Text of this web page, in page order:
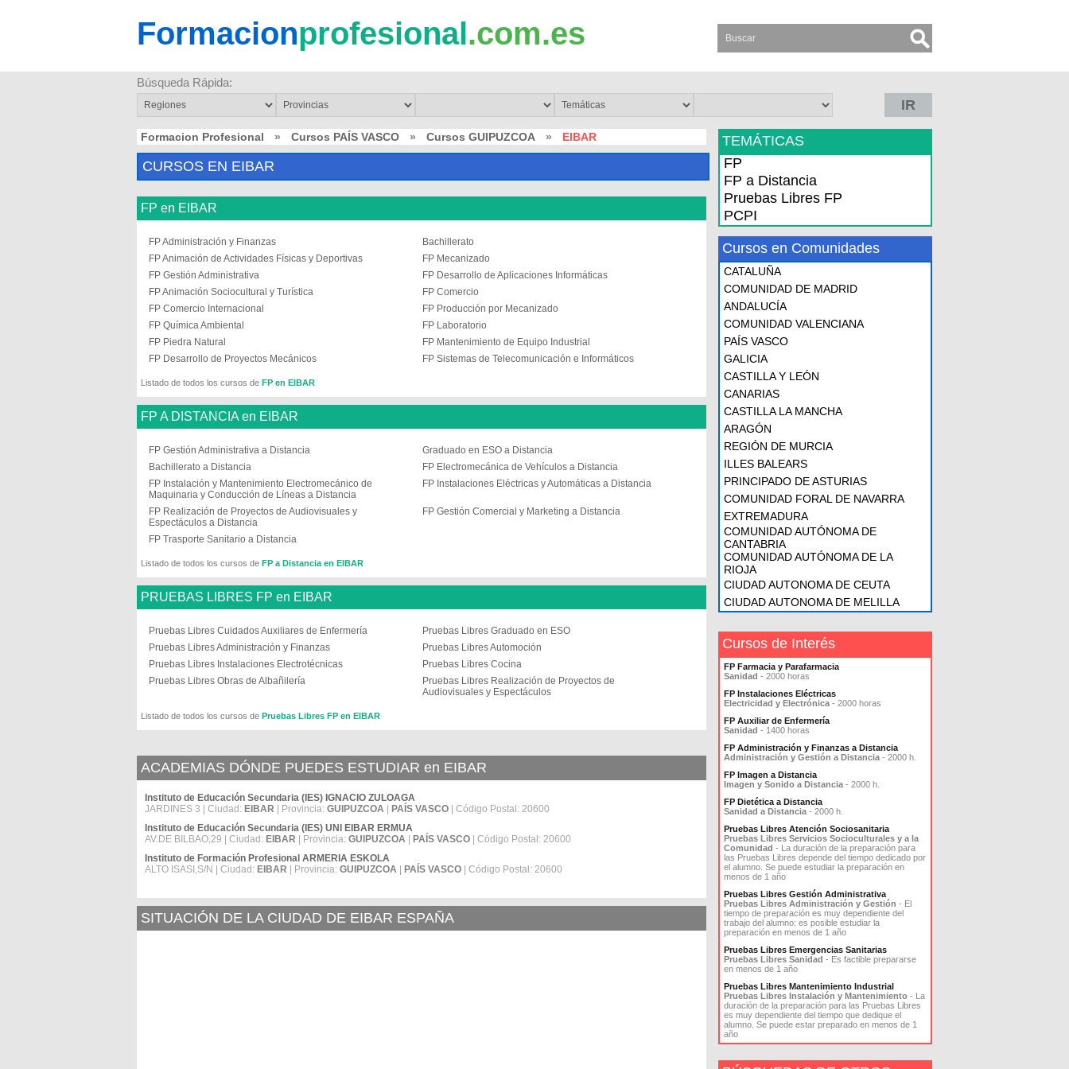
Formacionprofesional.com.es
Búsqueda Rápida:
IR
Formacion Profesional » Cursos PAÍS VASCO » Cursos GUIPUZCOA » EIBAR
CURSOS EN EIBAR
FP en EIBAR
FP Administración y Finanzas
Bachillerato
FP Animación de Actividades Físicas y Deportivas
FP Mecanizado
FP Gestión Administrativa
FP Desarrollo de Aplicaciones Informáticas
FP Animación Sociocultural y Turística
FP Comercio
FP Comercio Internacional
FP Producción por Mecanizado
FP Química Ambiental
FP Laboratorio
FP Piedra Natural
FP Mantenimiento de Equipo Industrial
FP Desarrollo de Proyectos Mecánicos
FP Sistemas de Telecomunicación e Informáticos
Listado de todos los cursos de FP en EIBAR
FP A DISTANCIA en EIBAR
FP Gestión Administrativa a Distancia
Graduado en ESO a Distancia
Bachillerato a Distancia
FP Electromecánica de Vehículos a Distancia
FP Instalación y Mantenimiento Electromecánico de
Maquinaria y Conducción de Líneas a Distancia
FP Instalaciones Eléctricas y Automáticas a Distancia
FP Realización de Proyectos de Audiovisuales y
Espectáculos a Distancia
FP Gestión Comercial y Marketing a Distancia
FP Trasporte Sanitario a Distancia
Listado de todos los cursos de FP a Distancia en EIBAR
PRUEBAS LIBRES FP en EIBAR
Pruebas Libres Cuidados Auxiliares de Enfermería
Pruebas Libres Graduado en ESO
Pruebas Libres Administración y Finanzas
Pruebas Libres Automoción
Pruebas Libres Instalaciones Electrotécnicas
Pruebas Libres Cocina
Pruebas Libres Obras de Albañilería
Pruebas Libres Realización de Proyectos de
Audiovisuales y Espectáculos
Listado de todos los cursos de Pruebas Libres FP en EIBAR
ACADEMIAS DÓNDE PUEDES ESTUDIAR en EIBAR
Instituto de Educación Secundaria (IES) IGNACIO ZULOAGA
JARDINES 3 | Ciudad: EIBAR | Provincia: GUIPUZCOA PAÍS VASCO | Código Postal: 20600
Instituto de Educación Secundaria (IES) UNI EIBAR ERMUA
AV.DE BILBAO,29 | Ciudad: EIBAR | Provincia: GUIPUZCOA PAÍS VASCO | Código Postal: 20600
Instituto de Formación Profesional ARMERIA ESKOLA
ALTO ISASI,S/N | Ciudad: EIBAR | Provincia: GUIPUZCOA PAÍS VASCO | Código Postal: 20600
SITUACIÓN DE LA CIUDAD DE EIBAR ESPAÑA
TEMÁTICAS
FP
FP a Distancia
Pruebas Libres FP
PCPI
Cursos en Comunidades
CATALUÑA
COMUNIDAD DE MADRID
ANDALUCÍA
COMUNIDAD VALENCIANA
PAÍS VASCO
GALICIA
CASTILLA Y LEÓN
CANARIAS
CASTILLA LA MANCHA
ARAGÓN
REGIÓN DE MURCIA
ILLES BALEARS
PRINCIPADO DE ASTURIAS
COMUNIDAD FORAL DE NAVARRA
EXTREMADURA
COMUNIDAD AUTÓNOMA DE
CANTABRIA
COMUNIDAD AUTÓNOMA DE LA
RIOJA
CIUDAD AUTONOMA DE CEUTA
CIUDAD AUTONOMA DE MELILLA
Cursos de Interés
FP Farmacia y Parafarmacia
Sanidad - 2000 horas
FP Instalaciones Eléctricas
Electricidad y Electrónica - 2000 horas
FP Auxiliar de Enfermería
Sanidad - 1400 horas
FP Administración y Finanzas a Distancia
Administración y Gestión a Distancia - 2000 h.
FP Imagen a Distancia
Imagen y Sonido a Distancia - 2000 h.
FP Dietética a Distancia
Sanidad a Distancia - 2000 h.
Pruebas Libres Atención Sociosanitaria
Pruebas Libres Servicios Socioculturales y a la
Comunidad - La duración de la preparación para
las Pruebas Libres depende del tiempo dedicado por
el alumno. Se puede estudiar la preparación en
menos de 1 año
Pruebas Libres Gestión Administrativa
Pruebas Libres Administración y Gestión - El
tiempo de preparación es muy dependiente del
trabajo del alumno: es posible estudiar la
preparación en menos de 1 año
Pruebas Libres Emergencias Sanitarias
Pruebas Libres Sanidad - Es factible prepararse
en menos de 1 año
Pruebas Libres Mantenimiento Industrial
Pruebas Libres Instalación y Mantenimiento - La
duración de la preparación para las Pruebas Libres
es muy dependiente del tiempo que dedique el
alumno. Se puede estar preparado en menos de 1
año